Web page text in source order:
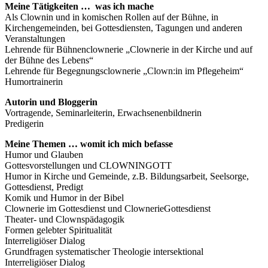
Meine Tätigkeiten … was ich mache
Als Clownin und in komischen Rollen auf der Bühne, in
Kirchengemeinden, bei Gottesdiensten, Tagungen und anderen
Veranstaltungen
Lehrende für Bühnenclownerie „Clownerie in der Kirche und auf
der Bühne des Lebens“
Lehrende für Begegnungsclownerie „Clown:in im Pflegeheim“
Humortrainerin
Autorin und Bloggerin
Vortragende, Seminarleiterin, Erwachsenenbildnerin
Predigerin
Meine Themen … womit ich mich befasse
Humor und Glauben
Gottesvorstellungen und CLOWNINGOTT
Humor in Kirche und Gemeinde, z.B. Bildungsarbeit, Seelsorge,
Gottesdienst, Predigt
Komik und Humor in der Bibel
Clownerie im Gottesdienst und ClownerieGottesdienst
Theater- und Clownspädagogik
Formen gelebter Spiritualität
Interreligiöser Dialog
Grundfragen systematischer Theologie intersektional
Interreligiöser Dialog